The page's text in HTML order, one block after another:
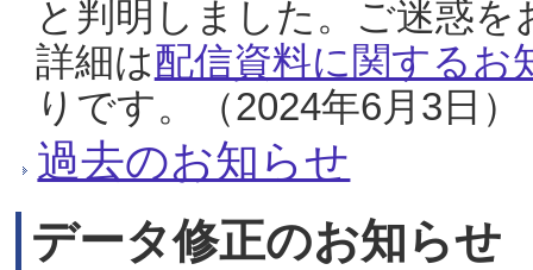
と判明しました。ご迷惑
詳細は配信資料に関するお
りです。（2024年6月3日）
過去のお知らせ
データ修正のお知らせ